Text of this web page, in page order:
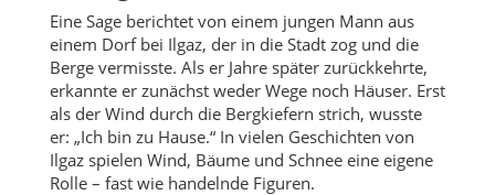
Eine Sage berichtet von einem jungen Mann aus
einem Dorf bei Ilgaz, der in die Stadt zog und die
Berge vermisste. Als er Jahre später zurückkehrte,
erkannte er zunächst weder Wege noch Häuser. Erst
als der Wind durch die Bergkiefern strich, wusste
er: „Ich bin zu Hause.“ In vielen Geschichten von
Ilgaz spielen Wind, Bäume und Schnee eine eigene
Rolle – fast wie handelnde Figuren.